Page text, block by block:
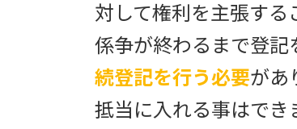
対して権利を主張す
係争が終わるまで登記
続登記を行う必要があ
抵当に入れる事はでき